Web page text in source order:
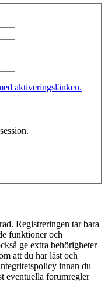
aktiveringslänken.
Registreringen tar bara
funktioner och
ge extra behörigheter
att du har läst och
innan du
eventuella forumregler